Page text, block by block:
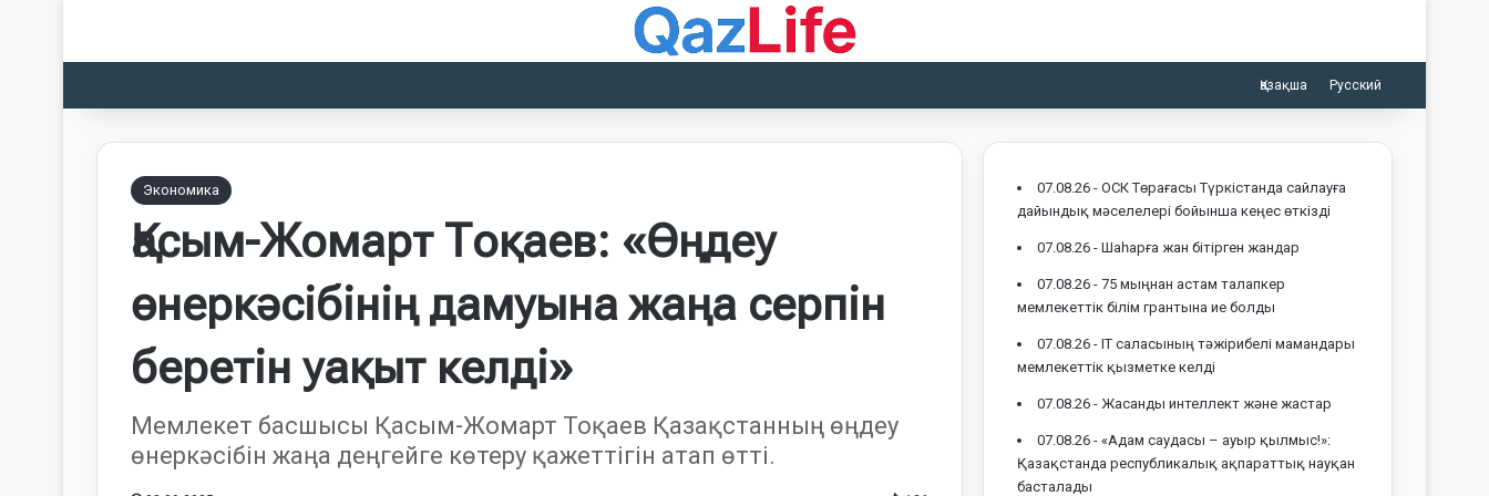
Қазақша Русский
Экономика
Қасым-Жомарт Тоқаев: «Өңдеу
өнеркәсібінің дамуына жаңа серпін
беретін уақыт келді»
Мемлекет басшысы Қасым-Жомарт Тоқаев Қазақстанның өңдеу
өнеркәсібін жаңа деңгейге көтеру қажеттігін атап өтті.
07.08.26 -ОСК Төрағасы Түркістанда сайлауға
дайындық мәселелері бойынша кеңес өткізді
07.08.26 -Шаһарға жан бітірген жандар
07.08.26 -75 мыңнан астам талапкер
мемлекеттік білім грантына ие болды
07.08.26 -IT саласының тәжірибелі мамандары
мемлекеттік қызметке келді
07.08.26 - Жасанды интеллект және жастар
07.08.26 -«Адам саудасы – ауыр қылмыс!»:
Қазақстанда республикалық ақпараттық науқан
басталады